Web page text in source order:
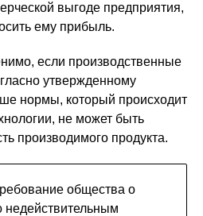
выгоде предприятия,
ему прибыль.
если производственные
утвержденному
нормы, который происходит
не может быть
производимого продукта.
общества о
недействительным